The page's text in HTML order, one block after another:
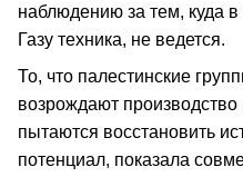
наблюдению за тем, куда в
Газу техника, не ведется.
То, что палестинские
возрождают
пытаются восстановить
потенциал, показала